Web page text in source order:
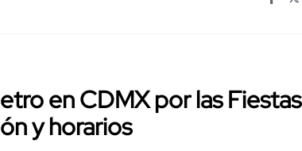
en CDMX por las Fiestas
y horarios